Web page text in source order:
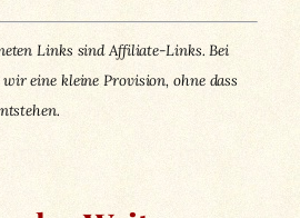
Links sind Affiliate-Links. Bei
wireine kleine Provision, ohne dass